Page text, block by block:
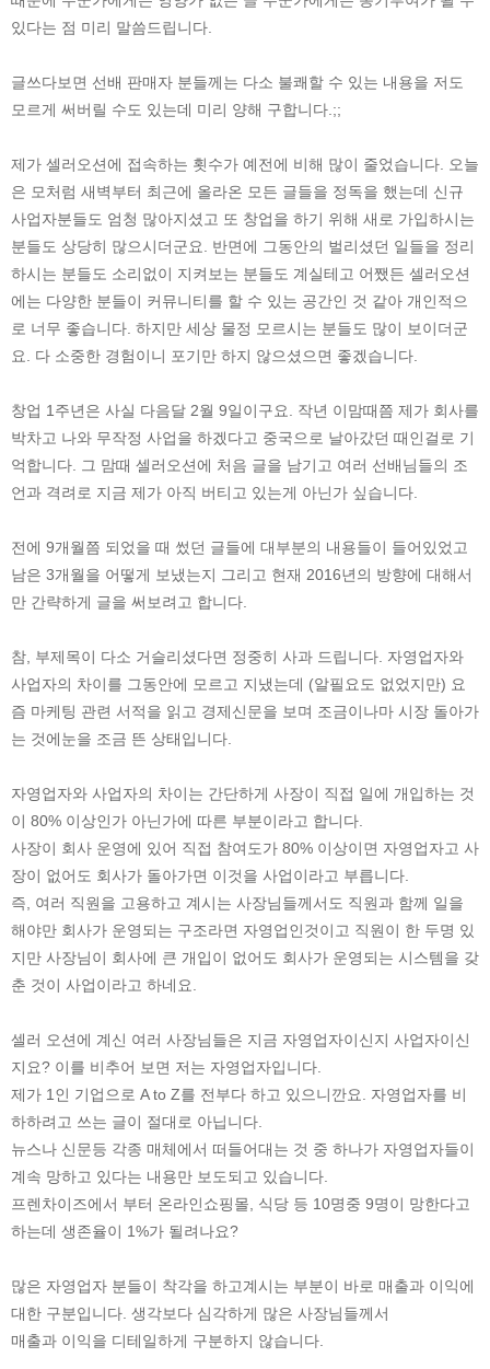
있다는 점 미리 말씀드립니다.
글쓰다보면 선배 판매자 분들께는 다소 불쾌할 수 있는 내용을 저도
모르게 써버릴 수도 있는데 미리 양해 구합니다.;;
제가 셀러오션에 접속하는 횟수가 예전에 비해 많이 줄었습니다. 오늘
은 모처럼 새벽부터 최근에 올라온 모든 글들을 정독을 했는데 신규
사업자분들도 엄청 많아지셨고 또 창업을 하기 위해 새로 가입하시는
분들도 상당히 많으시더군요. 반면에 그동안의 벌리셨던 일들을 정리
하시는 분들도 소리없이 지켜보는 분들도 계실테고 어쨌든 셀러오션
에는 다양한 분들이 커뮤니티를 할 수 있는 공간인 것 같아 개인적으
로 너무 좋습니다. 하지만 세상 물정 모르시는 분들도 많이 보이더군
요. 다 소중한 경험이니 포기만 하지 않으셨으면 좋겠습니다.
창업 1주년은 사실 다음달 2월 9일이구요. 작년 이맘때쯤 제가 회사를
박차고 나와 무작정 사업을 하겠다고 중국으로 날아갔던 때인걸로 기
억합니다. 그 맘때 셀러오션에 처음 글을 남기고 여러 선배님들의 조
언과 격려로 지금 제가 아직 버티고 있는게 아닌가 싶습니다.
전에 9개월쯤 되었을 때 썼던 글들에 대부분의 내용들이 들어있었고
남은 3개월을 어떻게 보냈는지 그리고 현재 2016년의 방향에 대해서
만 간략하게 글을 써보려고 합니다.
참, 부제목이 다소 거슬리셨다면 정중히 사과 드립니다. 자영업자와
사업자의 차이를 그동안에 모르고 지냈는데 (알필요도 없었지만) 요
즘 마케팅 관련 서적을 읽고 경제신문을 보며 조금이나마 시장 돌아가
는 것에눈을 조금 뜬 상태입니다.
자영업자와 사업자의 차이는 간단하게 사장이 직접 일에 개입하는 것
이 80% 이상인가 아닌가에 따른 부분이라고 합니다.
사장이 회사 운영에 있어 직접 참여도가 80% 이상이면 자영업자고 사
장이 없어도 회사가 돌아가면 이것을 사업이라고 부릅니다.
즉, 여러 직원을 고용하고 계시는 사장님들께서도 직원과 함께 일을
해야만 회사가 운영되는 구조라면 자영업인것이고 직원이 한 두명 있
지만 사장님이 회사에 큰 개입이 없어도 회사가 운영되는 시스템을 갖
춘 것이 사업이라고 하네요.
셀러 오션에 계신 여러 사장님들은 지금 자영업자이신지 사업자이신
지요? 이를 비추어 보면 저는 자영업자입니다.
제가 1인 기업으로 A to Z를 전부다 하고 있으니깐요. 자영업자를 비
하하려고 쓰는 글이 절대로 아닙니다.
뉴스나 신문등 각종 매체에서 떠들어대는 것 중 하나가 자영업자들이
계속 망하고 있다는 내용만 보도되고 있습니다.
프렌차이즈에서 부터 온라인쇼핑몰, 식당 등 10명중 9명이 망한다고
하는데 생존율이 1%가 될려나요?
많은 자영업자 분들이 착각을 하고계시는 부분이 바로 매출과 이익에
대한 구분입니다. 생각보다 심각하게 많은 사장님들께서
매출과 이익을 디테일하게 구분하지 않습니다.